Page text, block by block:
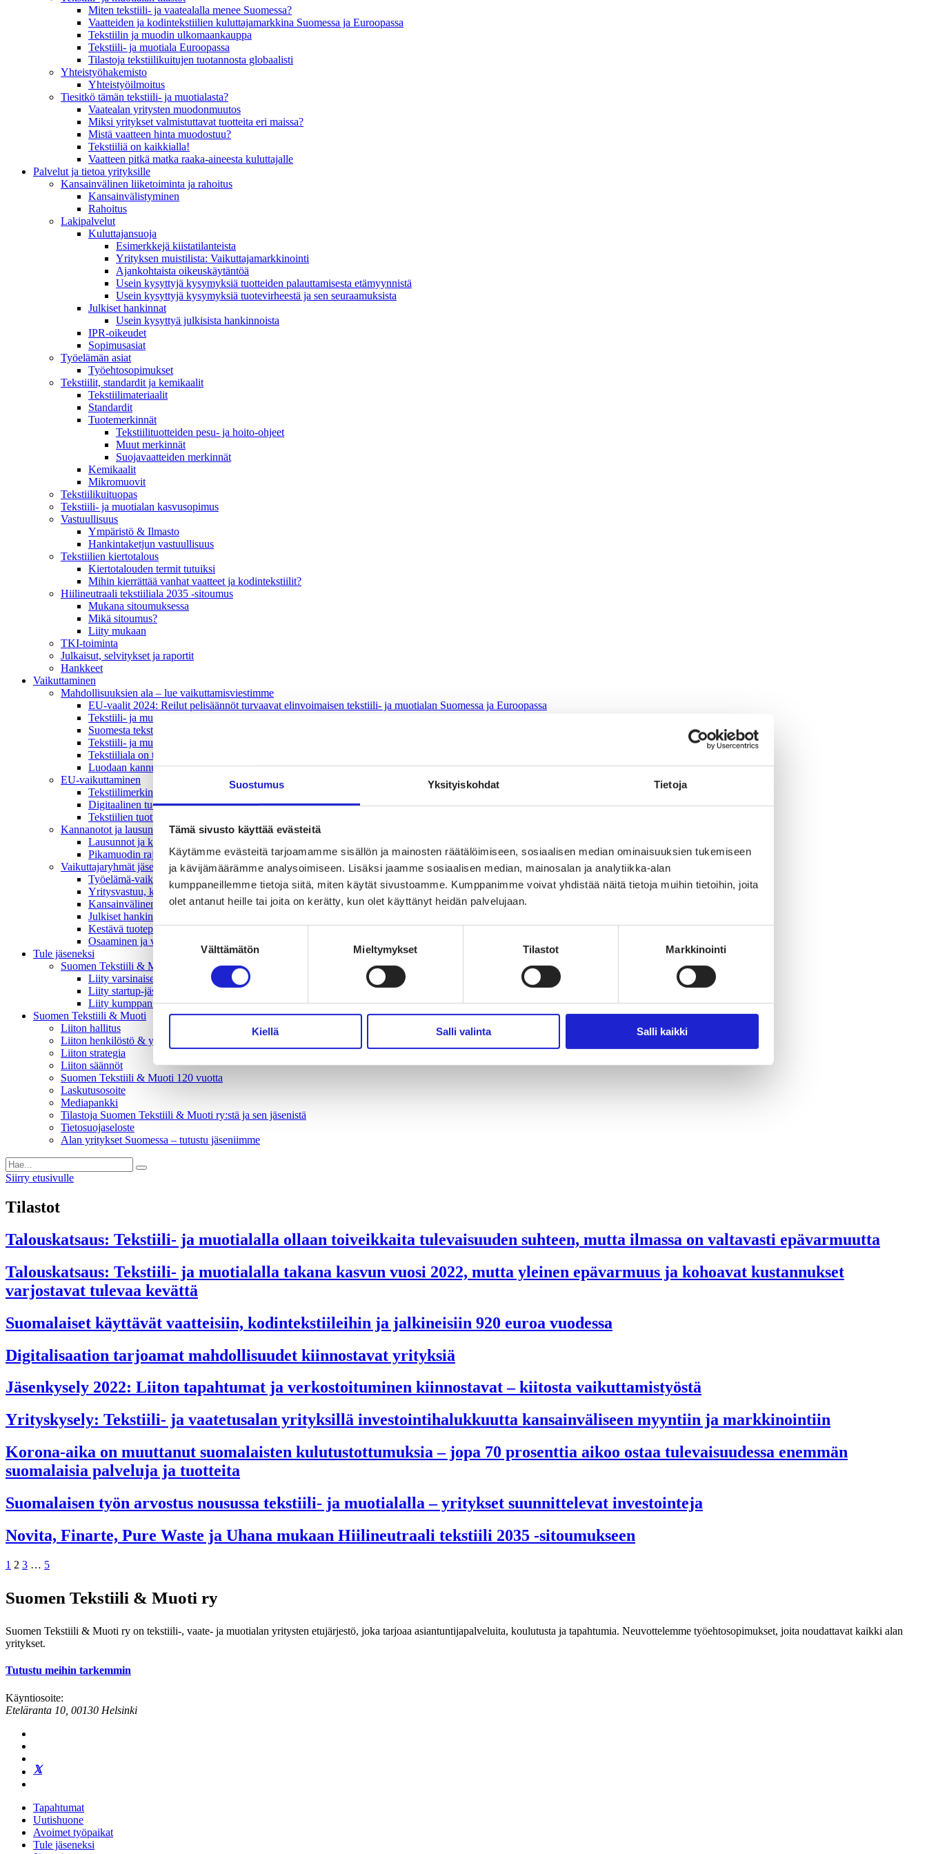
Suostumus Yksityiskohdat Tietoja
Tämä sivusto käyttää evästeitä
Käytämme evästeitä tarjoamamme sisällön ja mainosten räätälöimiseen, sosiaalisen median ominaisuuksien tukemiseen
ja kävijämäärämme analysoimiseen. Lisäksi jaamme sosiaalisen median, mainosalan ja analytiikka-alan
kumppaneillemme tietoja siitä, miten käytät sivustoamme. Kumppanimme voivat yhdistää näitä tietoja muihin tietoihin, joita
olet antanut heille tai joita on kerätty, kun olet käyttänyt heidän palvelujaan.
Suostumuksen
valinta
Välttämätön Mieltymykset Tilastot Markkinointi
Kiellä Salli valinta Salli kaikki
Miten tekstiili- ja vaatealalla menee Suomessa?
Vaatteiden ja kodintekstiilien kuluttajamarkkina Suomessa ja Euroopassa
Tekstiilin ja muodin ulkomaankauppa
Tekstiili- ja muotiala Euroopassa
Tilastoja tekstiilikuitujen tuotannosta globaalisti
Yhteistyö­hakemisto
Yhteistyöilmoitus
Tiesitkö tämän tekstiili- ja muotialasta?
Vaatealan yritysten muodonmuutos
Miksi yritykset valmistuttavat tuotteita eri maissa?
Mistä vaatteen hinta muodostuu?
Tekstiiliä on kaikkialla!
Vaatteen pitkä matka raaka-aineesta kuluttajalle
Palvelut ja tietoa yrityksille
Kansainvälinen liiketoiminta ja rahoitus
Kansain­välistyminen
Rahoitus
Lakipalvelut
Kuluttajansuoja
Esimerkkejä kiistatilanteista
Yrityksen muistilista: Vaikuttaja­markkinointi
Ajankohtaista oikeuskäytäntöä
Usein kysyttyjä kysymyksiä tuotteiden palauttamisesta etämyynnistä
Usein kysyttyjä kysymyksiä tuotevirheestä ja sen seuraamuksista
Julkiset hankinnat
Usein kysyttyä julkisista hankinnoista
IPR-oikeudet
Sopimusasiat
Työelämän asiat
Työehto­sopimukset
Tekstiilit, standardit ja kemikaalit
Tekstiilimateriaalit
Standardit
Tuotemerkinnät
Tekstiilituotteiden pesu- ja hoito-ohjeet
Muut merkinnät
Suojavaatteiden merkinnät
Kemikaalit
Mikromuovit
Tekstiilikuitu­opas
Tekstiili- ja muotialan kasvusopimus
Vastuullisuus
Ympäristö & Ilmasto
Hankintaketjun vastuullisuus
Tekstiilien kiertotalous
Kiertotalouden termit tutuiksi
Mihin kierrättää vanhat vaatteet ja kodintekstiilit?
Hiilineutraali tekstiiliala 2035 -sitoumus
Mukana sitoumuksessa
Mikä sitoumus?
Liity mukaan
TKI-toiminta
Julkaisut, selvitykset ja raportit
Hankkeet
Vaikuttaminen
Mahdollisuuksien ala – lue vaikuttamis­viestimme
EU-vaalit 2024: Reilut pelisäännöt turvaavat elinvoimaisen tekstiili- ja muotialan Suomessa ja Euroopassa
Tekstiili- ja muotialasta viennin uusi kärki
Suomesta tekstiilialan kiertotalouden & vastuullisuuden suunnannäyttäjä
Tekstiili- ja muotiala tarvitsee monipuolista osaamista
Tekstiiliala on tärkeä osa Suomen huoltovarmuutta
Luodaan kannusteet kuluttajan vihreään siirtymään
EU-vaikuttaminen
Tekstiilimerkintäuudistus (TLR)
Digitaalinen tuotepassi
Tekstiilien tuottajavastuu (EPR)
Kannanotot ja lausunnot
Lausunnot ja kantapaperit
Pikamuodin rajoittaminen
Vaikuttajaryhmät jäsenyrityksille
Työelämä-vaikuttajaryhmä
Yritysvastuu, kiertotalous ja toimivat markkinat -vaikuttajaryhmä
Kansainvälinen liiketoiminta ja rahoitus -vaikuttajaryhmä
Julkiset hankinnat ja huoltovarmuus -vaikuttajaryhmä
Kestävä tuotepolitiikka​ -vaikuttajaryhmä
Osaaminen ja vetovoima -vaikuttajaryhmä
Tule jäseneksi
Suomen Tekstiili & Muodin jäsenyysmuodot
Liity varsinaiseksi jäseneksi
Liity startup-jäseneksi
Liity kumppani­jäseneksi
Suomen Tekstiili & Muoti
Liiton hallitus
Liiton henkilöstö & yhteystiedot
Liiton strategia
Liiton säännöt
Suomen Tekstiili & Muoti 120 vuotta
Laskutusosoite
Mediapankki
Tilastoja Suomen Tekstiili & Muoti ry:stä ja sen jäsenistä
Tietosuojaseloste
Alan yritykset Suomessa – tutustu jäseniimme
Siirry etusivulle
Tilastot
Talouskatsaus: Tekstiili- ja muotialalla ollaan toiveikkaita tulevaisuuden suhteen, mutta ilmassa on valtavasti epävarmuutta
Talouskatsaus: Tekstiili- ja muotialalla takana kasvun vuosi 2022, mutta yleinen epävarmuus ja kohoavat kustannukset
varjostavat tulevaa kevättä
Suomalaiset käyttävät vaatteisiin, kodintekstiileihin ja jalkineisiin 920 euroa vuodessa
Digitalisaation tarjoamat mahdollisuudet kiinnostavat yrityksiä
Jäsenkysely 2022: Liiton tapahtumat ja verkostoituminen kiinnostavat – kiitosta vaikuttamistyöstä
Yrityskysely: Tekstiili- ja vaatetusalan yrityksillä investointihalukkuutta kansainväliseen myyntiin ja markkinointiin
Korona-aika on muuttanut suomalaisten kulutustottumuksia – jopa 70 prosenttia aikoo ostaa tulevaisuudessa enemmän
suomalaisia palveluja ja tuotteita
Suomalaisen työn arvostus nousussa tekstiili- ja muotialalla – yritykset suunnittelevat investointeja
Novita, Finarte, Pure Waste ja Uhana mukaan Hiilineutraali tekstiili 2035 -sitoumukseen
Artikkelien
1 2 3 … 5
Suomen Tekstiili & Muoti ry
Suomen Tekstiili & Muoti ry on tekstiili-, vaate- ja muotialan yritysten etujärjestö, joka tarjoaa asiantuntijapalveluita, koulutusta ja tapahtumia. Neuvottelemme työehtosopimukset, joita noudattavat kaikki alan
yritykset.
Tutustu meihin tarkemmin
Käyntiosoite:
Eteläranta 10, 00130 Helsinki
Tapahtumat
Uutishuone
Avoimet työpaikat
Tule jäseneksi